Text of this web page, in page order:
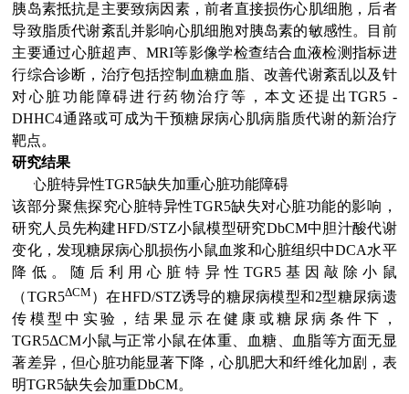
胰岛素抵抗是主要致病因素，前者直接损伤心肌细胞，后者
导致脂质代谢紊乱并影响心肌细胞对胰岛素的敏感性。目前
主要通过心脏超声、MRI等影像学检查结合血液检测指标进
行综合诊断，治疗包括控制血糖血脂、改善代谢紊乱以及针
对心脏功能障碍进行药物治疗等，本文还提出TGR5 -
DHHC4通路或可成为干预糖尿病心肌病脂质代谢的新治疗
靶点。
研究结果
心脏特异性TGR5缺失加重心脏功能障碍
该部分聚焦探究心脏特异性TGR5缺失对心脏功能的影响，
研究人员先构建HFD/STZ小鼠模型研究DbCM中胆汁酸代谢
变化，发现糖尿病心肌损伤小鼠血浆和心脏组织中DCA水平
降低。随后利用心脏特异性TGR5基因敲除小鼠
（TGR5ΔCM ）在HFD/STZ诱导的糖尿病模型和2型糖尿病遗
传模型中实验，结果显示在健康或糖尿病条件下，
TGR5ΔCM小鼠与正常小鼠在体重、血糖、血脂等方面无显
著差异，但心脏功能显著下降，心肌肥大和纤维化加剧，表
明TGR5缺失会加重DbCM。